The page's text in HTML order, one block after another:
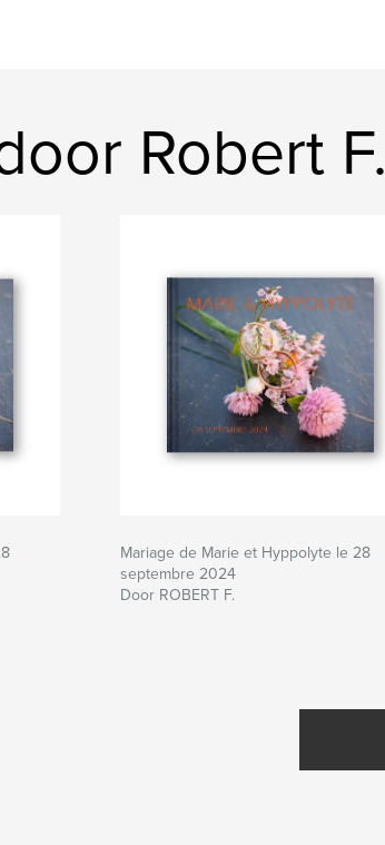
Robert F.
Mariage de Marie et Hyppolyte le 28
septembre 2024
Door ROBERT F.